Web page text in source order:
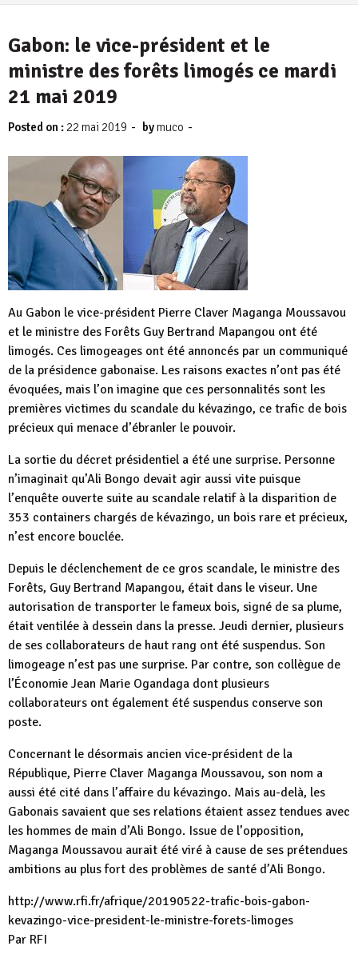
4 août 2026
Gabon: le vice-président et le
ministre des forêts limogés ce mardi
21 mai 2019
Posted on : 22 mai 2019 - bymuco -
Au Gabon le vice-président Pierre Claver Maganga Moussavou
et le ministre des Forêts Guy Bertrand Mapangou ont été
limogés. Ces limogeages ont été annoncés par un communiqué
de la présidence gabonaise. Les raisons exactes n’ont pas été
évoquées, mais l’on imagine que ces personnalités sont les
premières victimes du scandale du kévazingo, ce trafic de bois
précieux qui menace d’ébranler le pouvoir.
La sortie du décret présidentiel a été une surprise. Personne
n’imaginait qu’Ali Bongo devait agir aussi vite puisque
l’enquête ouverte suite au scandale relatif à la disparition de
353 containers chargés de kévazingo, un bois rare et précieux,
n’est encore bouclée.
Depuis le déclenchement de ce gros scandale, le ministre des
Forêts, Guy Bertrand Mapangou, était dans le viseur. Une
autorisation de transporter le fameux bois, signé de sa plume,
était ventilée à dessein dans la presse. Jeudi dernier, plusieurs
de ses collaborateurs de haut rang ont été suspendus. Son
limogeage n’est pas une surprise. Par contre, son collègue de
l’Économie Jean Marie Ogandaga dont plusieurs
collaborateurs ont également été suspendus conserve son
poste.
Concernant le désormais ancien vice-président de la
République, Pierre Claver Maganga Moussavou, son nom a
aussi été cité dans l’affaire du kévazingo. Mais au-delà, les
Gabonais savaient que ses relations étaient assez tendues avec
les hommes de main d’Ali Bongo. Issue de l’opposition,
Maganga Moussavou aurait été viré à cause de ses prétendues
ambitions au plus fort des problèmes de santé d’Ali Bongo.
http://www.rfi.fr/afrique/20190522-trafic-bois-gabon-
kevazingo-vice-president-le-ministre-forets-limoges
Par RFI